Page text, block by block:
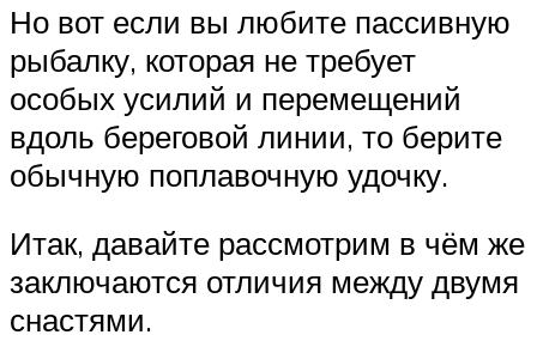
Но вот если вы любите пассивную
рыбалку, которая не требует
особых усилий и перемещений
вдоль береговой линии, то берите
обычную поплавочную удочку.
Итак, давайте рассмотрим в чём же
заключаются отличия между двумя
снастями.